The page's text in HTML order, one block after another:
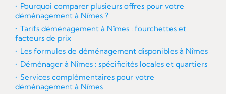
Pourquoi comparer plusieurs offres pour votre
déménagement à Nîmes ?
Tarifs déménagement à Nîmes : fourchettes et
facteurs de prix
Les formules de déménagement disponibles à Nîmes
Déménager à Nîmes : spécificités locales et quartiers
Services complémentaires pour votre
déménagement à Nîmes